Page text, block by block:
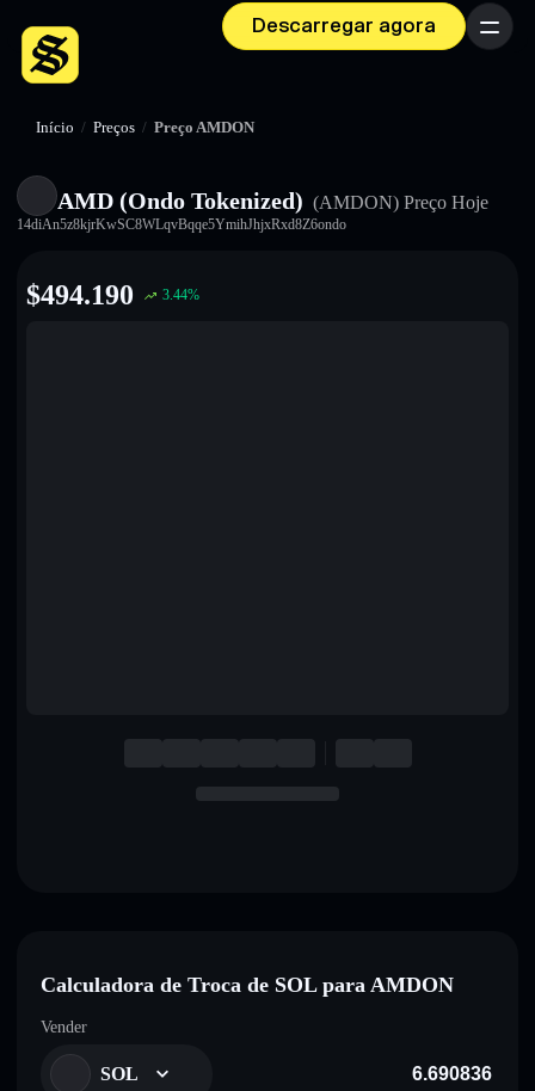
Descarregar agora Menu
Início / Preços / Preço AMDON
AMD (Ondo Tokenized) (AMDON) Preço Hoje
14diAn5z8kjrKwSC8WLqvBqqe5YmihJhjxRxd8Z6ondo
$494.190 3.44%
Calculadora de Troca de SOL para AMDON
Vender
SOL